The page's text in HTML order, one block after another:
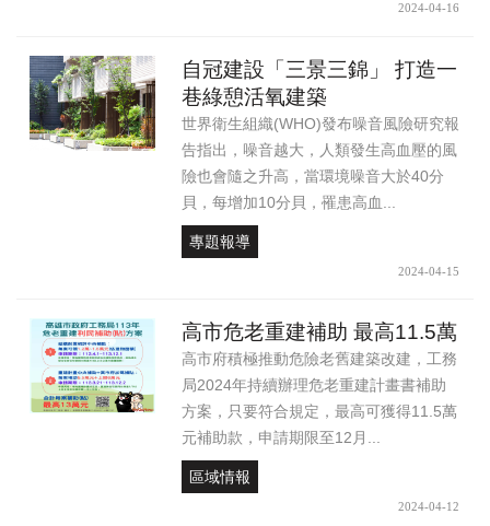
2024-04-16
自冠建設「三景三錦」 打造一
巷綠憩活氧建築
世界衛生組織(WHO)發布噪音風險研究報
告指出，噪音越大，人類發生高血壓的風
險也會隨之升高，當環境噪音大於40分
貝，每增加10分貝，罹患高血...
專題報導
2024-04-15
高市危老重建補助 最高11.5萬
高市府積極推動危險老舊建築改建，工務
局2024年持續辦理危老重建計畫書補助
方案，只要符合規定，最高可獲得11.5萬
元補助款，申請期限至12月...
區域情報
2024-04-12